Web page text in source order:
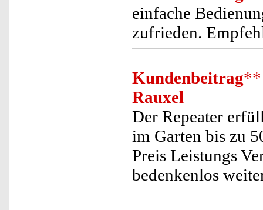
einfache
zufrieden.
Kundenbeitrag**
Rauxel
Der Repeater
im Garten bis zu
Preis Leistungs
bedenkenlos